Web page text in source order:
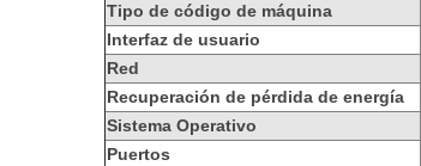
Tipo de código de máquina
Interfaz de usuario
Red
Recuperación de pérdida de energía
Sistema Operativo
Puertos